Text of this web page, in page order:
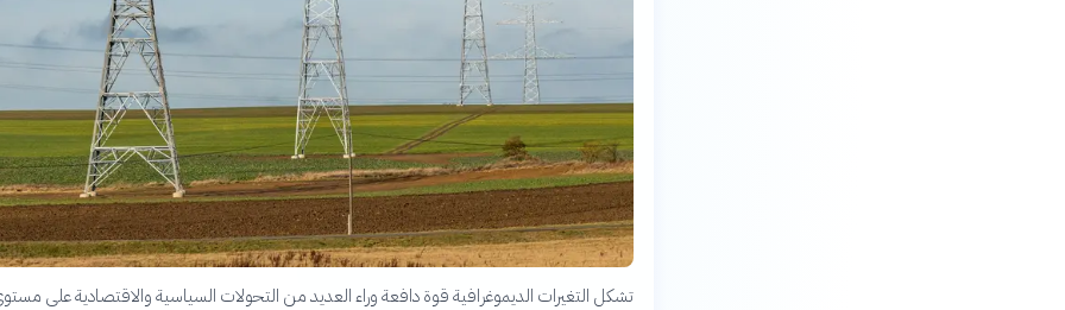
تشكل التغيرات الديموغرافية قوة دافعة وراء العديد من التحولات السياسية والاقتصادية على